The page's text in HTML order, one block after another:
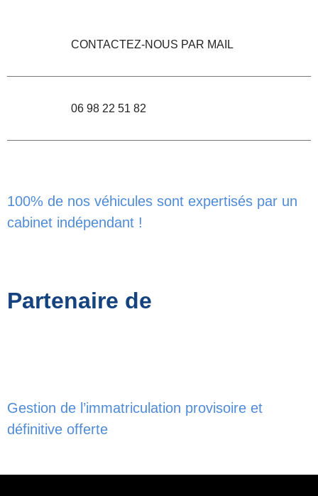
CONTACTEZ-NOUS PAR MAIL
06 98 22 51 82
100% de nos véhicules sont expertisés par un
cabinet indépendant !
Partenaire de
Gestion de l’immatriculation provisoire et
définitive offerte